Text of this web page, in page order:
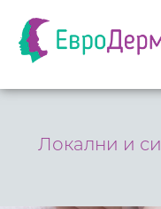
Локални и